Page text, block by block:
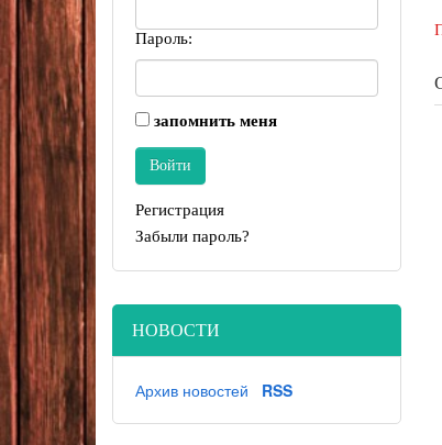
Пароль:
запомнить меня
Регистрация
Забыли пароль?
НОВОСТИ
Архив новостей RSS